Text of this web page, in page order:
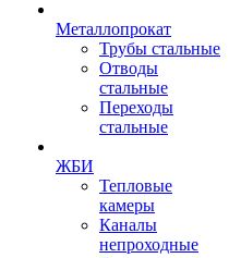
Металлопрокат
Трубы стальные
Отводы
стальные
Переходы
стальные
ЖБИ
Тепловые
камеры
Каналы
непроходные